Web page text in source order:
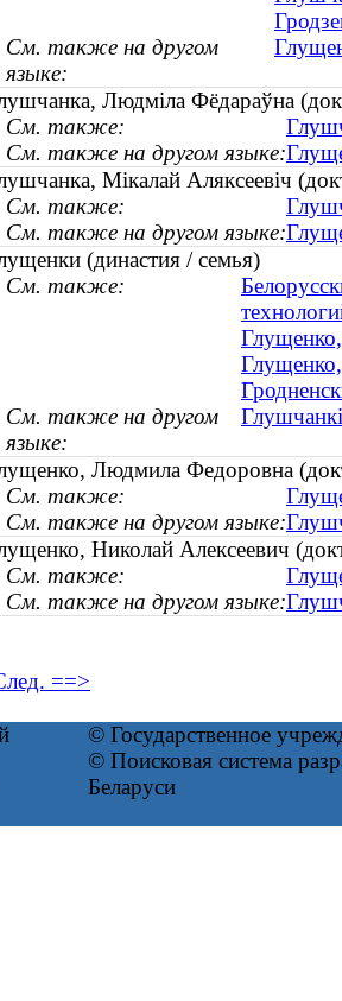
См. также на другом
языке:
Людміла Фёдараўна
См. также:
См. также на другом языке:
Мікалай Аляксеевіч
См. также:
См. также на другом языке:
(династия / семья)
См. также:
См. также на другом
языке:
Людмила Федоровна
См. также:
См. также на другом языке:
Николай Алексеевич
См. также:
См. также на другом языке:
==>
© Государственное
© Поисковая система
Беларуси